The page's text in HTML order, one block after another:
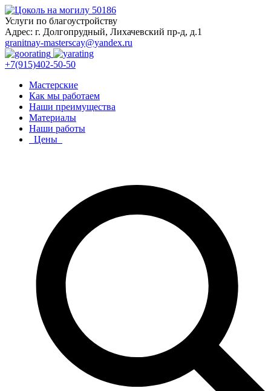
Услуги по благоустройству
Адрес: г. Долгопрудный, Лихачевский пр-д, д.1
granitnay-masterscay@yandex.ru
+7(915)402-50-50
Мастерские
Как мы работаем
Наши преимущества
Материалы
Наши работы
Цены